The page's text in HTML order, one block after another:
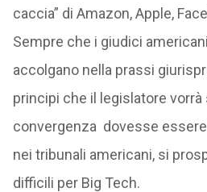
caccia” di Amazon, Apple,
Sempre che i giudici
accolgano nella prassi
principi che il legislatore vorrà
convergenza dovesse
nei tribunali americani, si
difficili per Big Tech.